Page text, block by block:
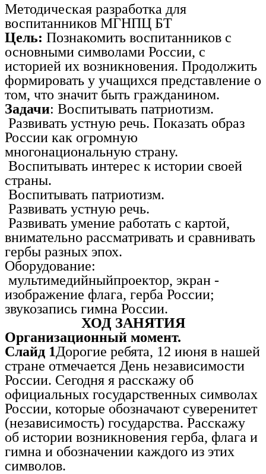
Методическая разработка для
воспитанников МГНПЦ БТ
Цель: Познакомить воспитанников с
основными символами России, с
историей их возникновения. Продолжить
формировать у учащихся представление о
том, что значит быть гражданином.
Задачи: Воспитывать патриотизм.
Развивать устную речь. Показать образ
России как огромную
многонациональную страну.
Воспитывать интерес к истории своей
страны.
Воспитывать патриотизм.
Развивать устную речь.
Развивать умение работать с картой,
внимательно рассматривать и сравнивать
гербы разных эпох.
Оборудование:
мультимедийныйпроектор, экран -
изображение флага, герба России;
звукозапись гимна России.
ХОД ЗАНЯТИЯ
Организационный момент.
Слайд 1Дорогие ребята, 12 июня в нашей
стране отмечается День независимости
России. Сегодня я расскажу об
официальных государственных символах
России, которые обозначают суверенитет
(независимость) государства. Расскажу
об истории возникновения герба, флага и
гимна и обозначении каждого из этих
символов.